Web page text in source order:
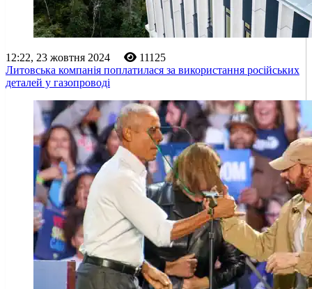
12:22, 23 жовтня 2024
11125
Литовська компанія поплатилася за використання російських
деталей у газопроводі